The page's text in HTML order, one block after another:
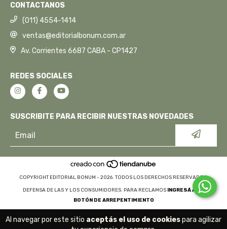
Al navegar por este sitio aceptás el uso de cookiespara agilizar
CONTACTANOS
(011) 4554-1414
ventas@editorialbonum.com.ar
Av. Corrientes 6687 CABA - CP1427
REDES SOCIALES
SUSCRIBITE PARA RECIBIR NUESTRAS NOVEDADES
COPYRIGHT EDITORIAL BONUM - 2026. TODOS LOS DERECHOS RESERVADOS.
DEFENSA DE LAS Y LOS CONSUMIDORES. PARA RECLAMOS INGRESÁ ACÁ.
BOTÓN DE ARREPENTIMIENTO